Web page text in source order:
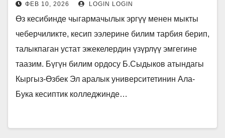
ФЕВ 10, 2026 LOGIN LOGIN
Өз кесибинде чыгармачылык эргүү менен мыкты
чеберчиликте, кесип ээлерине билим тарбия берип,
талыкпаган устат эжекелердин үзүрлүү эмгегине
таазим. Бүгүн билим ордосу Б.Сыдыков атындагы
Кыргыз-Өзбек Эл аралык университетинин Ала-
Бука кесиптик колледжинде…